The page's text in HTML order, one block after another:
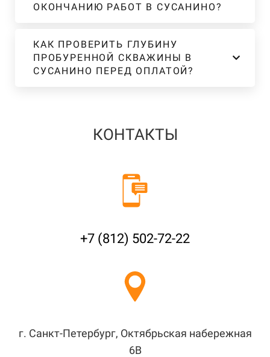
ОКОНЧАНИЮ РАБОТ В СУСАНИНО?
КАК ПРОВЕРИТЬ ГЛУБИНУ
ПРОБУРЕННОЙ СКВАЖИНЫ В
СУСАНИНО ПЕРЕД ОПЛАТОЙ?
КОНТАКТЫ
+7 (812) 502-72-22
г. Санкт-Петербург, Октябрьская набережная
6В